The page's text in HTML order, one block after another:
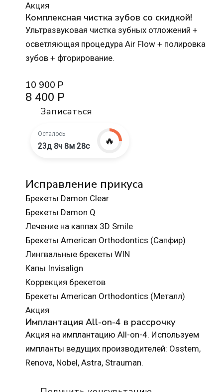
Акция
Комплексная чистка зубов со скидкой!
Ультразвуковая чистка зубных отложений +
осветляющая процедура Air Flow + полировка
зубов + фторирование.
10 900 Р
8 400 Р
Записаться
Осталось
23д 8ч 8м 27с 🔥
Исправление прикуса
Брекеты Damon Clear
Брекеты Damon Q
Лечение на каппах 3D Smile
Брекеты American Orthodontics (Сапфир)
Лингвальные брекеты WIN
Капы Invisalign
Коррекция брекетов
Брекеты American Orthodontics (Металл)
Акция
Имплантация All-on-4 в рассрочку
Акция на имплантацию All-on-4. Используем
импланты ведущих производителей: Osstem,
Renova, Nobel, Astra, Strauman.